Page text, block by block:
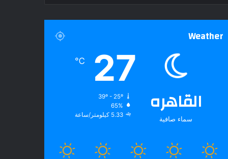
Weather
القاهره
سماء صافية
27
℃
39º - 25º
65%
5.33 كيلومتر/ساعة